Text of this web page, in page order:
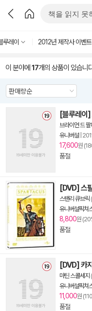
루레이 2012년 제작사 이벤트
이 분야에 17개의 상품이 있습니
[블루레이]
브라이언 드 팔
유니버설|
17,600원
품절
[DVD] 스
스탠리 큐브릭
유니버설픽쳐
8,800원
품절
[DVD] 카
마틴 스콜세지
유니버설픽쳐
11,000원
품절